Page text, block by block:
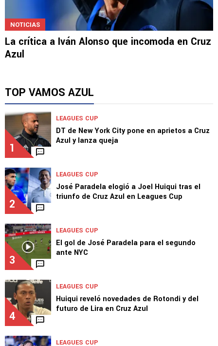
NOTICIAS
La crítica a Iván Alonso que incomoda en Cruz
Azul
TOP VAMOS AZUL
1
LEAGUES CUP
DT de New York City pone en aprietos a Cruz
Azul y lanza queja
2
LEAGUES CUP
José Paradela elogió a Joel Huiqui tras el
triunfo de Cruz Azul en Leagues Cup
3
LEAGUES CUP
El gol de José Paradela para el segundo
ante NYC
4
LEAGUES CUP
Huiqui reveló novedades de Rotondi y del
futuro de Lira en Cruz Azul
LEAGUES CUP